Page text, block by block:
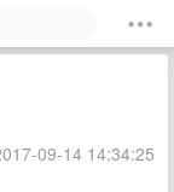
09-14 14:34:25